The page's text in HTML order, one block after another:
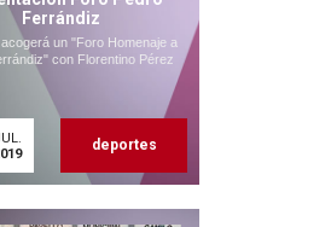
Ferrándiz
un "Foro Homenaje a
con Florentino Pérez
deportes